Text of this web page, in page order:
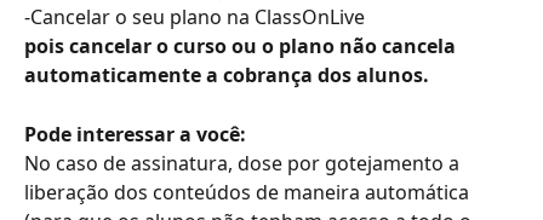
-Cancelar o seu plano na ClassOnLive
pois cancelar o curso ou o plano não cancela
automaticamente a cobrança dos alunos.
Pode interessar a você:
No caso de assinatura, dose por gotejamento a
liberação dos conteúdos de maneira automática